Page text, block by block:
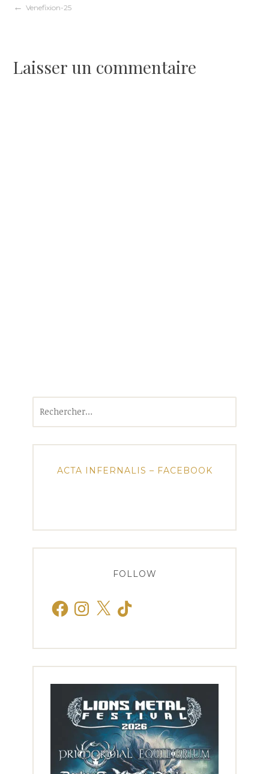
Navigation
l’article
Venefixion-25
Laisser un commentaire
ACTA INFERNALIS – FACEBOOK
FOLLOW
FacebookInstagram
X TikTok